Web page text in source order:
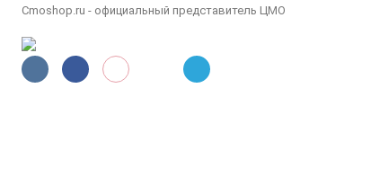
Cmoshop.ru - официальный представитель ЦМО